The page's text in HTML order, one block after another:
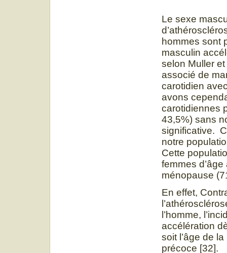
Le sexe
hommes sont
masculin
selon Muller
associé de
carotidien
avons
carotidiennes
43,5%) sans
significative.
notre
Cette
femmes
ménopause
En effet,
l’homme,
accélération
soit l’âge de
précoce [32].